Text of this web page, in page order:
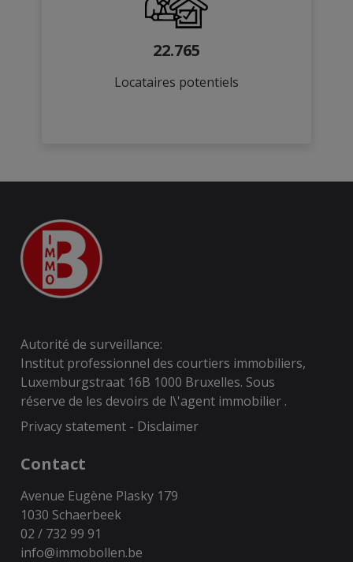
22.765
Locataires potentiels
Autorité de surveillance:
Institut professionnel des courtiers immobiliers,
Luxemburgstraat 16B 1000 Bruxelles. Sous
réserve de les devoirs de l\'agent immobilier .
Privacy statement - Disclaimer
Contact
Avenue Eugène Plasky 179
1030 Schaerbeek
02 / 732 99 91
info@immobollen.be